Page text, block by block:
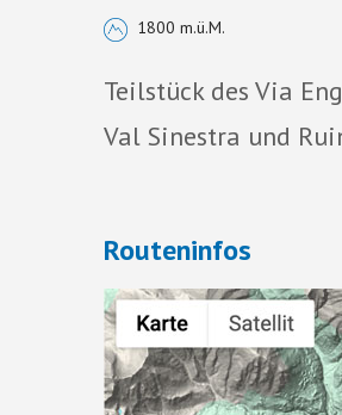
1800 m.ü.M.
Teilstück des Via
Val Sinestra und
Routeninfos